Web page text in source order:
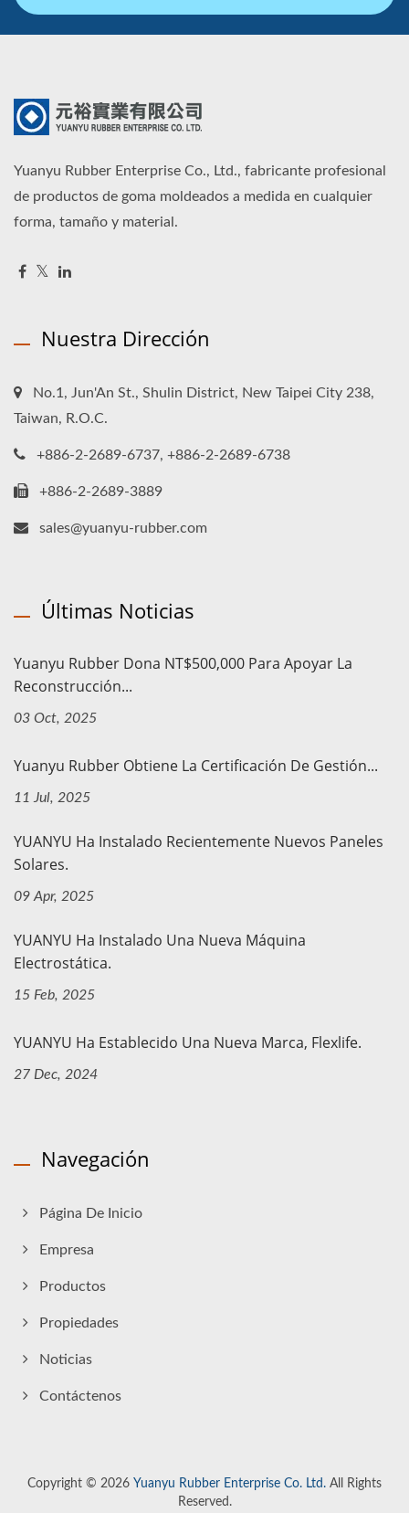
Yuanyu Rubber Enterprise Co., Ltd., fabricante profesional
de productos de goma moldeados a medida en cualquier
forma, tamaño y material.
Nuestra Dirección
No.1, Jun'An St., Shulin District, New Taipei City 238,
Taiwan, R.O.C.
+886-2-2689-6737, +886-2-2689-6738
+886-2-2689-3889
sales@yuanyu-rubber.com
Últimas Noticias
Yuanyu Rubber Dona NT$500,000 Para Apoyar La
Reconstrucción...
03 Oct, 2025
Yuanyu Rubber Obtiene La Certificación De Gestión...
11 Jul, 2025
YUANYU Ha Instalado Recientemente Nuevos Paneles
Solares.
09 Apr, 2025
YUANYU Ha Instalado Una Nueva Máquina
Electrostática.
15 Feb, 2025
YUANYU Ha Establecido Una Nueva Marca, Flexlife.
27 Dec, 2024
Navegación
Página De Inicio
Empresa
Productos
Propiedades
Noticias
Contáctenos
Copyright © 2026 Yuanyu Rubber Enterprise Co. Ltd. All Rights
Reserved.